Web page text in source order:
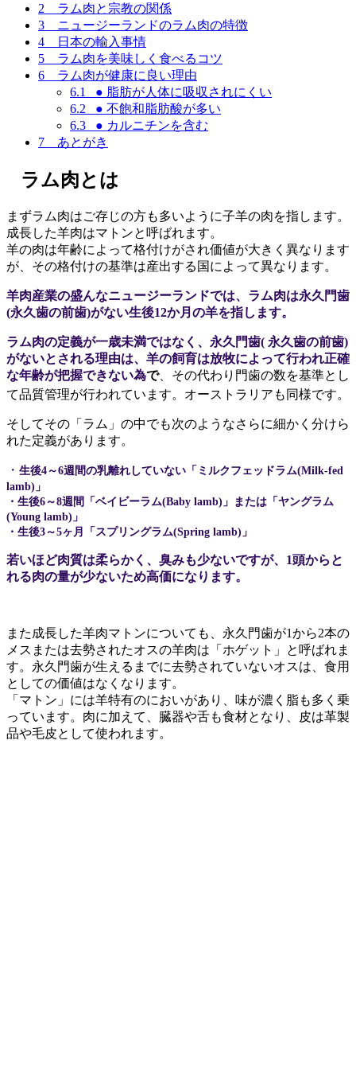
2 ラム肉と宗教の関係
3 ニュージーランドのラム肉の特徴
4 日本の輸入事情
5 ラム肉を美味しく食べるコツ
6 ラム肉が健康に良い理由
6.1
● 脂肪が人体に吸収されにくい
6.2 ● 不飽和脂肪酸が多い
6.3 ● カルニチンを含む
7 あとがき
ラム肉とは
まずラム肉はご存じの方も多いように子羊の肉を指します。
成長した羊肉はマトンと呼ばれます。
羊の肉は年齢によって格付けがされ価値が大きく異なります
が、その格付けの基準は産出する国によって異なります。
羊肉産業の盛んなニュージーランドでは、ラム肉は永久門歯
(永久歯の前歯)がない生後12か月の羊を指します。
ラム肉の定義が一歳未満ではなく、永久門歯( 永久歯の前歯)
がないとされる理由は、羊の飼育は放牧によって行われ正確
な年齢が把握できない為で、その代わり門歯の数を基準とし
て品質管理が行われています。オーストラリアも同様です。
そしてその「ラム」の中でも次のようなさらに細かく分けら
れた定義があります。
・ 生後4～6週間の乳離れしていない「ミルクフェッドラム(Milk-fed
lamb)」
・生後6～8週間「ベイビーラム(Baby lamb)」または「ヤングラム
(Young lamb)」
・生後3～5ヶ月「スプリングラム(Spring lamb)」
若いほど肉質は柔らかく、臭みも少ないですが、1頭からと
れる肉の量が少ないため高価になります。
また成長した羊肉マトンについても、永久門歯が1から2本の
メス または去勢されたオスの羊肉は 「ホゲット」と呼ばれま
す。永久門歯が生えるまでに去勢されていないオスは、 食用
としての価値はなくなります。
「マトン」には羊特有のにおいがあり、味が濃く 脂も多く乗
っています。肉に加えて、臓器や舌も食材となり、皮は革製
品や毛皮として使われます。